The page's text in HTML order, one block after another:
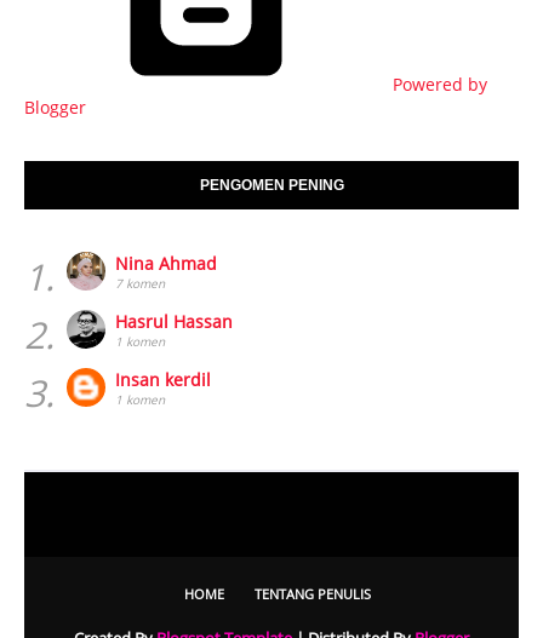
Powered by
Blogger
PENGOMEN PENING
1. Nina Ahmad
7 komen
2. Hasrul Hassan
1 komen
3. Insan kerdil
1 komen
HOME TENTANG PENULIS